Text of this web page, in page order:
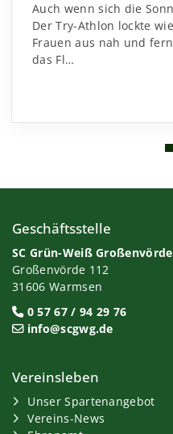
Auch wenn sich die
Der Try-Athlon lockte
Frauen aus nah und
das Fl…
Geschäftsstelle
SC Grün-Weiß
Großenvörde 112
31606 Warmsen
0 57 67 / 94 29 76
info@scgwg.de
Vereinsleben
Unser Spartenangebot
Vereins-News